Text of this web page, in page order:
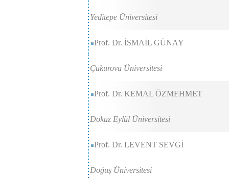
Yeditepe Üniversitesi
Prof. Dr. İSMAİL GÜNAY
Çukurova Üniversitesi
Prof. Dr. KEMAL ÖZMEHMET
Dokuz Eylül Üniversitesi
Prof. Dr. LEVENT SEVGİ
Doğuş Üniversitesi